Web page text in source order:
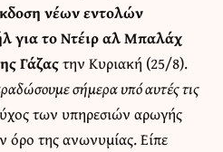
νέων εντολών
για το Ντέιρ αλ Μπαλάχ
Γάζαςτην Κυριακή (25/8).
σήμερα υπό αυτές τις
των υπηρεσιών αρωγής
της ανωνυμίας. Είπε